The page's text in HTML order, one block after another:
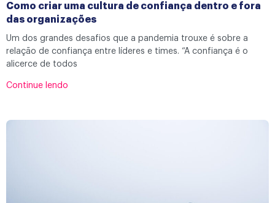
Como criar uma cultura de confiança dentro e fora
das organizações
Um dos grandes desafios que a pandemia trouxe é sobre a
relação de confiança entre líderes e times. “A confiança é o
alicerce de todos
Continue lendo